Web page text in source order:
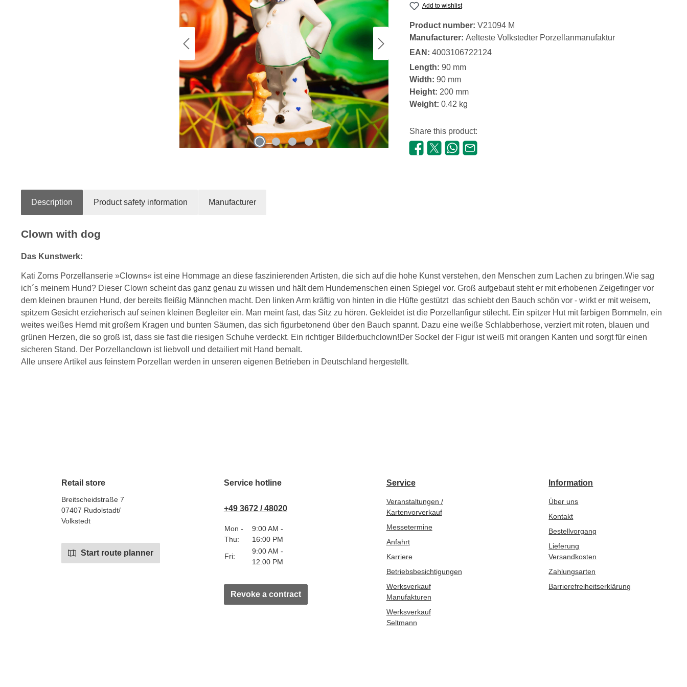
Add to wishlist
Product number: V21094 M
Manufacturer: Aelteste Volkstedter Porzellanmanufaktur
EAN: 4003106722124
Length: 90 mm
Width: 90 mm
Height: 200 mm
Weight: 0.42 kg
Share this product:
Description Product safety information Manufacturer
Clown with dog
Das Kunstwerk:
Kati Zorns Porzellanserie »Clowns« ist eine Hommage an diese faszinierenden Artisten, die sich auf die hohe Kunst verstehen, den Menschen zum Lachen zu bringen.Wie sag
ich´s meinem Hund? Dieser Clown scheint das ganz genau zu wissen und hält dem Hundemenschen einen Spiegel vor. Groß aufgebaut steht er mit erhobenen Zeigefinger vor
dem kleinen braunen Hund, der bereits fleißig Männchen macht. Den linken Arm kräftig von hinten in die Hüfte gestützt  das schiebt den Bauch schön vor - wirkt er mit weisem,
spitzem Gesicht erzieherisch auf seinen kleinen Begleiter ein. Man meint fast, das Sitz zu hören. Gekleidet ist die Porzellanfigur stilecht. Ein spitzer Hut mit farbigen Bommeln, ein
weites weißes Hemd mit großem Kragen und bunten Säumen, das sich figurbetonend über den Bauch spannt. Dazu eine weiße Schlabberhose, verziert mit roten, blauen und
grünen Herzen, die so groß ist, dass sie fast die riesigen Schuhe verdeckt. Ein richtiger Bilderbuchclown!Der Sockel der Figur ist weiß mit orangen Kanten und sorgt für einen
sicheren Stand. Der Porzellanclown ist liebvoll und detailiert mit Hand bemalt.
Alle unsere Artikel aus feinstem Porzellan werden in unseren eigenen Betrieben in Deutschland hergestellt.
Retail store
Breitscheidstraße 7
07407 Rudolstadt/
Volkstedt
Start route planner
Service hotline
+49 3672 / 48020
Mon -
Thu:
9:00 AM -
16:00 PM
Fri:
9:00 AM -
12:00 PM
Revoke a contract
Service
Veranstaltungen /
Kartenvorverkauf
Messetermine
Anfahrt
Karriere
Betriebsbesichtigungen
Werksverkauf
Manufakturen
Werksverkauf
Seltmann
Information
Über uns
Kontakt
Bestellvorgang
Lieferung
Versandkosten
Zahlungsarten
Barrierefreiheitserklärung